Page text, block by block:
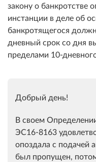
закону о банкротстве
инстанции в деле об
банкротящегося
дневный срок со дня
пределами 10-
Добрый день!
В своем
ЭС16-8163
опоздала с подачей
был пропущен,